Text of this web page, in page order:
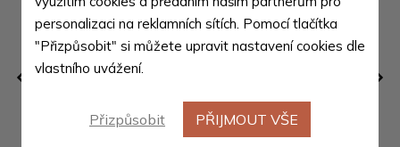
personalizaci na reklamních sítích. Pomocí tlačítka
"Přizpůsobit" si můžete upravit nastavení cookies dle
vlastního uvážení.
Přizpůsobit PŘIJMOUT VŠE